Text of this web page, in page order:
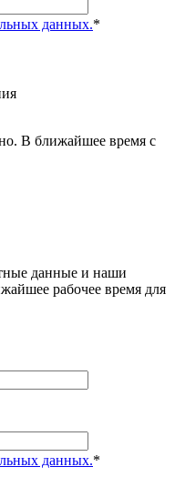
данных.*
В ближайшее время с
данные и наши
рабочее время для
данных.*